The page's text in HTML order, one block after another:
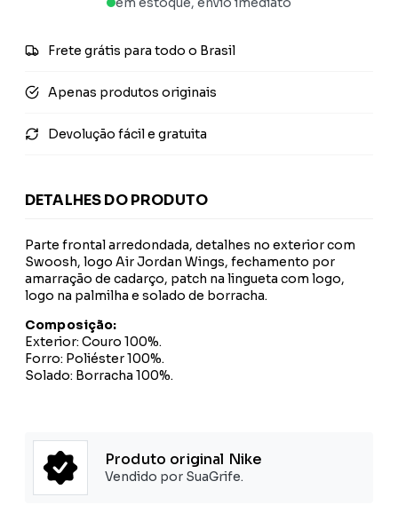
Frete grátis para todo o Brasil
Apenas produtos originais
Devolução fácil e gratuita
DETALHES DO PRODUTO
Parte frontal arredondada, detalhes no exterior com
Swoosh, logo Air Jordan Wings, fechamento por
amarração de cadarço, patch na lingueta com logo,
logo na palmilha e solado de borracha.
Composição:
Exterior: Couro 100%.
Forro: Poliéster 100%.
Solado: Borracha 100%.
Produto original Nike
Vendido por SuaGrife.